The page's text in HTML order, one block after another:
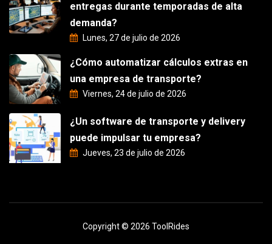
entregas durante temporadas de alta
demanda?
Lunes, 27 de julio de 2026
¿Cómo automatizar cálculos extras en
una empresa de transporte?
Viernes, 24 de julio de 2026
¿Un software de transporte y delivery
puede impulsar tu empresa?
Jueves, 23 de julio de 2026
Copyright © 2026 ToolRides